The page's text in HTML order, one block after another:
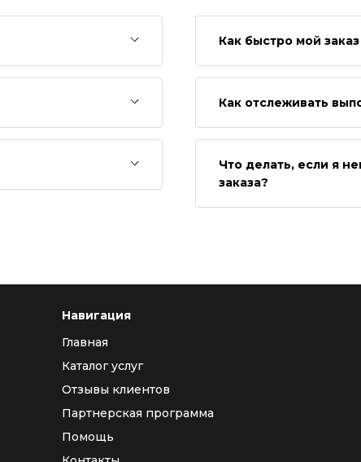
Как быстро мой
Как отслеживать
Что делать, если я
заказа?
Навигация
Главная
Каталог услуг
Отзывы клиентов
Партнерская программа
Помощь